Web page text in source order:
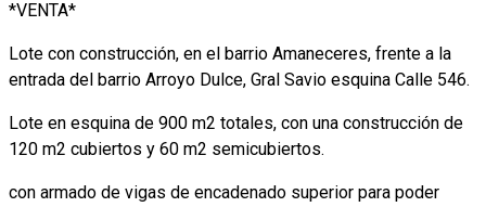
*VENTA*
Lote con construcción, en el barrio Amaneceres, frente a la
entrada del barrio Arroyo Dulce, Gral Savio esquina Calle 546.
Lote en esquina de 900 m2 totales, con una construcción de
120 m2 cubiertos y 60 m2 semicubiertos.
con armado de vigas de encadenado superior para poder